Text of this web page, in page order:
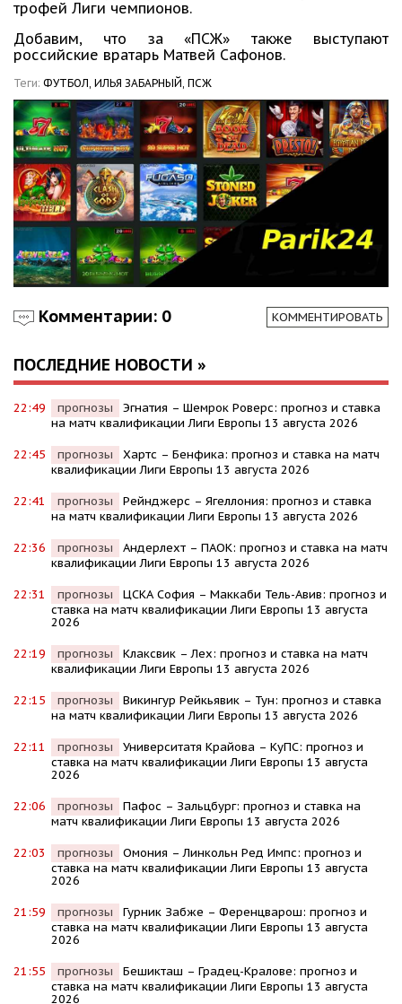
трофей Лиги чемпионов.
Добавим, что за «ПСЖ» также выступают
российские вратарь Матвей Сафонов.
Теги: ФУТБОЛ, ИЛЬЯ ЗАБАРНЫЙ, ПСЖ
Комментарии: 0 КОММЕНТИРОВАТЬ
ПОСЛЕДНИЕ НОВОСТИ »
22:49 прогнозы
Эгнатия – Шемрок Роверс: прогноз и ставка
на матч квалификации Лиги Европы 13 августа 2026
22:45 прогнозы
Хартс – Бенфика: прогноз и ставка на матч
квалификации Лиги Европы 13 августа 2026
22:41 прогнозы
Рейнджерс – Ягеллония: прогноз и ставка
на матч квалификации Лиги Европы 13 августа 2026
22:36 прогнозы
Андерлехт – ПАОК: прогноз и ставка на матч
квалификации Лиги Европы 13 августа 2026
22:31 прогнозы
ЦСКА София – Маккаби Тель-Авив: прогноз и
ставка на матч квалификации Лиги Европы 13 августа
2026
22:19 прогнозы
Клаксвик – Лех: прогноз и ставка на матч
квалификации Лиги Европы 13 августа 2026
22:15 прогнозы
Викингур Рейкьявик – Тун: прогноз и ставка
на матч квалификации Лиги Европы 13 августа 2026
22:11 прогнозы
Университатя Крайова – КуПС: прогноз и
ставка на матч квалификации Лиги Европы 13 августа
2026
22:06 прогнозы
Пафос – Зальцбург: прогноз и ставка на
матч квалификации Лиги Европы 13 августа 2026
22:03 прогнозы
Омония – Линкольн Ред Импс: прогноз и
ставка на матч квалификации Лиги Европы 13 августа
2026
21:59 прогнозы
Гурник Забже – Ференцварош: прогноз и
ставка на матч квалификации Лиги Европы 13 августа
2026
21:55 прогнозы
Бешикташ – Градец-Кралове: прогноз и
ставка на матч квалификации Лиги Европы 13 августа
2026